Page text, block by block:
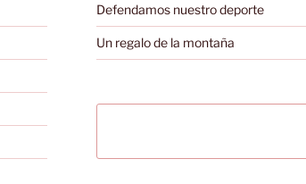
Defendamos nuestro deporte
Un regalo de la montaña